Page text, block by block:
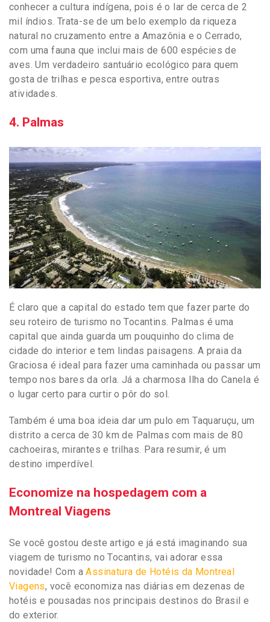
conhecer a cultura indígena, pois é o lar de cerca de 2
mil índios. Trata-se de um belo exemplo da riqueza
natural no cruzamento entre a Amazônia e o Cerrado,
com uma fauna que inclui mais de 600 espécies de
aves. Um verdadeiro santuário ecológico para quem
gosta de trilhas e pesca esportiva, entre outras
atividades.
4. Palmas
É claro que a capital do estado tem que fazer parte do
seu roteiro de turismo no Tocantins. Palmas é uma
capital que ainda guarda um pouquinho do clima de
cidade do interior e tem lindas paisagens. A praia da
Graciosa é ideal para fazer uma caminhada ou passar um
tempo nos bares da orla. Já a charmosa Ilha do Canela é
o lugar certo para curtir o pôr do sol.
Também é uma boa ideia dar um pulo em Taquaruçu, um
distrito a cerca de 30 km de Palmas com mais de 80
cachoeiras, mirantes e trilhas. Para resumir, é um
destino imperdível.
Economize na hospedagem com a
Montreal Viagens
Se você gostou deste artigo e já está imaginando sua
viagem de turismo no Tocantins, vai adorar essa
novidade! Com aAssinatura de Hotéis da Montreal
Viagens, você economiza nas diárias em dezenas de
hotéis e pousadas nos principais destinos do Brasil e
do exterior.